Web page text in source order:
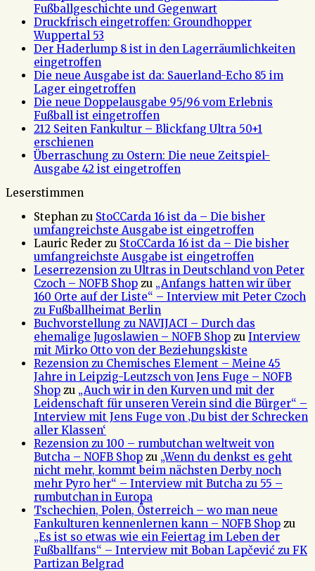
Fußballgeschichte und Gegenwart
Druckfrisch eingetroffen: Groundhopper
Wuppertal 53
Der Haderlump 8 ist in den Lagerräumlichkeiten
eingetroffen
Die neue Ausgabe ist da: Sauerland-Echo 85 im
Lager eingetroffen
Die neue Doppelausgabe 95/96 vom Erlebnis
Fußball ist eingetroffen
212 Seiten Fankultur – Blickfang Ultra 50+1
erschienen
Überraschung zu Ostern: Die neue Zeitspiel-
Ausgabe 42 ist eingetroffen
Leserstimmen
Stephan zu StoCCarda 16 ist da – Die bisher
umfangreichste Ausgabe ist eingetroffen
Lauric Reder zu StoCCarda 16 ist da – Die bisher
umfangreichste Ausgabe ist eingetroffen
Leserrezension zu Ultras in Deutschland von Peter
Czoch – NOFB Shop zu „Anfangs hatten wir über
160 Orte auf der Liste“ – Interview mit Peter Czoch
zu Fußballheimat Berlin
Buchvorstellung zu NAVIJACI – Durch das
ehemalige Jugoslawien – NOFB Shop zu Interview
mit Mirko Otto von der Beziehungskiste
Rezension zu Chemisches Element – Meine 45
Jahre in Leipzig-Leutzsch von Jens Fuge – NOFB
Shop zu „Auch wir in den Kurven und mit der
Leidenschaft für unseren Verein sind die Bürger“ –
Interview mit Jens Fuge von ‚Du bist der Schrecken
aller Klassen‘
Rezension zu 100 – rumbutchan weltweit von
Butcha – NOFB Shop zu „Wenn du denkst es geht
nicht mehr, kommt beim nächsten Derby noch
mehr Pyro her“ – Interview mit Butcha zu 55 –
rumbutchan in Europa
Tschechien, Polen, Österreich – wo man neue
Fankulturen kennenlernen kann – NOFB Shop zu
„Es ist so etwas wie ein Feiertag im Leben der
Fußballfans“ – Interview mit Boban Lapčević zu FK
Partizan Belgrad